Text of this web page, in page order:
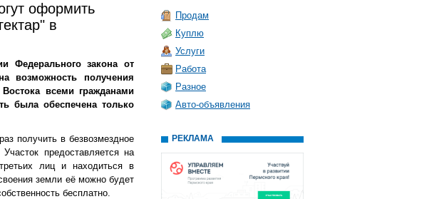
оформить
в
Федерального закона от
возможность получения
всеми гражданами
была обеспечена только
получить в безвозмездное
предоставляется на
лиц и находиться в
земли её можно будет
бесплатно.
Продам
Куплю
Услуги
Работа
Разное
Авто-объявления
РЕКЛАМА